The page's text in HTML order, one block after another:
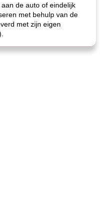
oma's griessnockerlsuppe (rund- en griesmeelknoedelsoep)
de auto of eindelijk
met behulp van de
met zijn eigen